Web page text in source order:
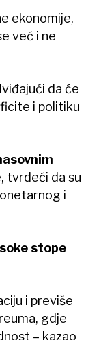
ekonomije,
već i ne
da će
i politiku
tvrdeći da su
i
stope
i previše
gdje
– kazao